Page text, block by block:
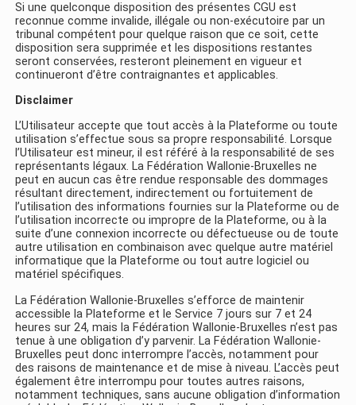
Si une quelconque disposition des présentes CGU est
reconnue comme invalide, illégale ou non-exécutoire par un
tribunal compétent pour quelque raison que ce soit, cette
disposition sera supprimée et les dispositions restantes
seront conservées, resteront pleinement en vigueur et
continueront d’être contraignantes et applicables.
Disclaimer
L’Utilisateur accepte que tout accès à la Plateforme ou toute
utilisation s’effectue sous sa propre responsabilité. Lorsque
l’Utilisateur est mineur, il est référé à la responsabilité de ses
représentants légaux. La Fédération Wallonie-Bruxelles ne
peut en aucun cas être rendue responsable des dommages
résultant directement, indirectement ou fortuitement de
l’utilisation des informations fournies sur la Plateforme ou de
l’utilisation incorrecte ou impropre de la Plateforme, ou à la
suite d’une connexion incorrecte ou défectueuse ou de toute
autre utilisation en combinaison avec quelque autre matériel
informatique que la Plateforme ou tout autre logiciel ou
matériel spécifiques.
La Fédération Wallonie-Bruxelles s’efforce de maintenir
accessible la Plateforme et le Service 7 jours sur 7 et 24
heures sur 24, mais la Fédération Wallonie-Bruxelles n’est pas
tenue à une obligation d’y parvenir. La Fédération Wallonie-
Bruxelles peut donc interrompre l’accès, notamment pour
des raisons de maintenance et de mise à niveau. L’accès peut
également être interrompu pour toutes autres raisons,
notamment techniques, sans aucune obligation d’information